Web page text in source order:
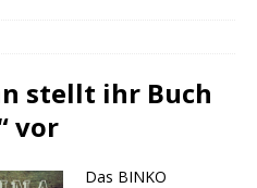
stellt ihr Buch
vor
Das BINKO